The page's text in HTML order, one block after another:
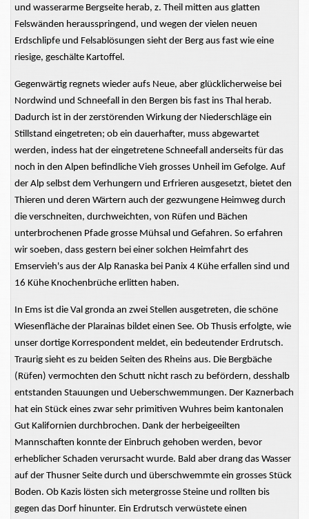
und wasserarme Bergseite herab, z. Theil mitten aus glatten
Felswänden herausspringend, und wegen der vielen neuen
Erdschlipfe und Felsablösungen sieht der Berg aus fast wie eine
riesige, geschälte Kartoffel.
Gegenwärtig regnets wieder aufs Neue, aber glücklicherweise bei
Nordwind und Schneefall in den Bergen bis fast ins Thal herab.
Dadurch ist in der zerstörenden Wirkung der Niederschläge ein
Stillstand eingetreten; ob ein dauerhafter, muss abgewartet
werden, indess hat der eingetretene Schneefall anderseits für das
noch in den Alpen befindliche Vieh grosses Unheil im Gefolge. Auf
der Alp selbst dem Verhungern und Erfrieren ausgesetzt, bietet den
Thieren und deren Wärtern auch der gezwungene Heimweg durch
die verschneiten, durchweichten, von Rüfen und Bächen
unterbrochenen Pfade grosse Mühsal und Gefahren. So erfahren
wir soeben, dass gestern bei einer solchen Heimfahrt des
Emservieh's aus der Alp Ranaska bei Panix 4 Kühe erfallen sind und
16 Kühe Knochenbrüche erlitten haben.
In Ems ist die Val gronda an zwei Stellen ausgetreten, die schöne
Wiesenfläche der Plarainas bildet einen See. Ob Thusis erfolgte, wie
unser dortige Korrespondent meldet, ein bedeutender Erdrutsch.
Traurig sieht es zu beiden Seiten des Rheins aus. Die Bergbäche
(Rüfen) vermochten den Schutt nicht rasch zu befördern, desshalb
entstanden Stauungen und Ueberschwemmungen. Der Kaznerbach
hat ein Stück eines zwar sehr primitiven Wuhres beim kantonalen
Gut Kalifornien durchbrochen. Dank der herbeigeeilten
Mannschaften konnte der Einbruch gehoben werden, bevor
erheblicher Schaden verursacht wurde. Bald aber drang das Wasser
auf der Thusner Seite durch und überschwemmte ein grosses Stück
Boden. Ob Kazis lösten sich metergrosse Steine und rollten bis
gegen das Dorf hinunter. Ein Erdrutsch verwüstete einen